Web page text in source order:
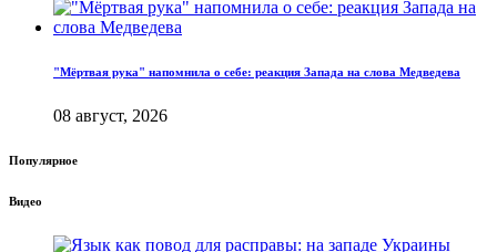
"Мёртвая рука" напомнила о себе: реакция Запада на слова Медведева
08 август, 2026
Популярное
Видео